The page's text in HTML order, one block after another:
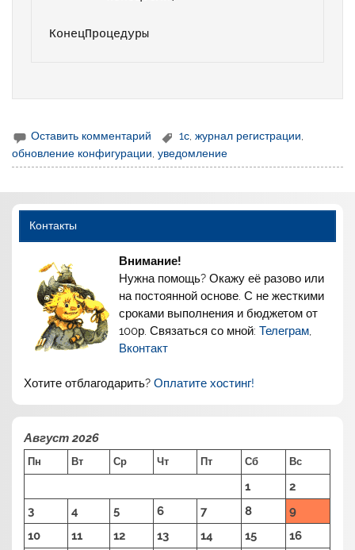
Оставить комментарий 1с ,журнал регистрации
обновление конфигурации ,уведомление
Контакты
Внимание!
Нужна помощь? Окажу её разово или
на постоянной основе. С не жесткими
сроками выполнения и бюджетом от
100р. Связаться со мной:Телеграм,
Вконтакт
Хотите отблагодарить?Оплатите хостинг!
Август 2026
Пн Вт Ср Чт Пт Сб Вс
1
2
3
4 5 6 7 8
9
10
11 12 13 14 15
16